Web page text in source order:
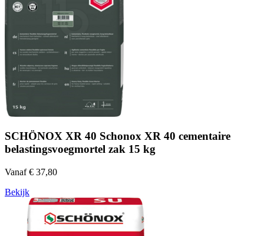
SCHÖNOX XR 40 Schonox XR 40 cementaire
belastingsvoegmortel zak 15 kg
Vanaf € 37,80
Bekijk